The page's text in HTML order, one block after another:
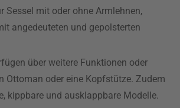
Sessel mit oder ohne Armlehnen,
angedeuteten und gepolsterten
über weitere Funktionen oder
Ottoman oder eine Kopfstütze. Zudem
kippbare und ausklappbare Modelle.